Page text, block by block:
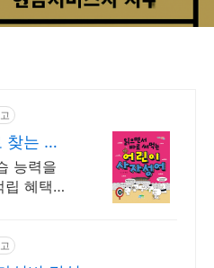
찾는 즐
능력을
혜택을